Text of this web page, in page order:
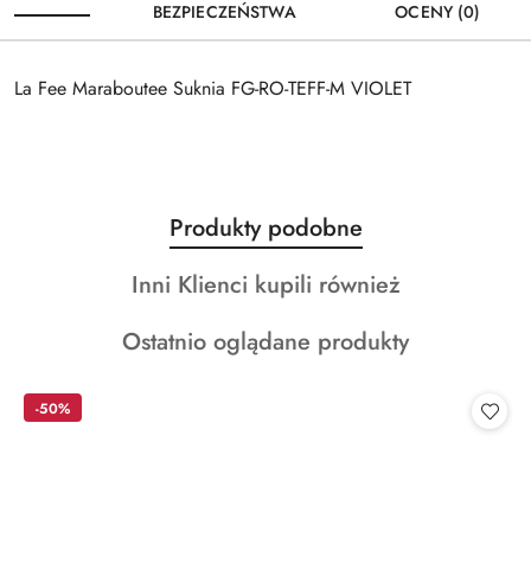
BEZPIECZEŃSTWA OCENY (0)
La Fee Maraboutee Suknia FG-RO-TEFF-M VIOLET
Pomiń karuzelę produktów
Produkty
o
statusie:
Produkty podobne
Produkty
statusie:
Inni Klienci kupili również
Produkty
Ostatnio oglądane produkty
-50%